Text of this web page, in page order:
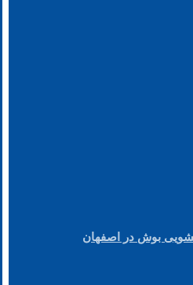
بوش در اصفهان